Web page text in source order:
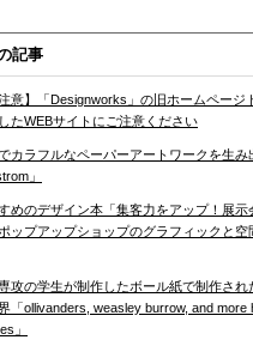
記事
意】「Designworks」の旧ホームページ
たWEBサイトにご注意ください
カラフルなペーパーアートワークを生み
」
めのデザイン本「集客力をアップ！展示
ップアップショップのグラフィックと空
攻の学生が制作したボール紙で制作され
「ollivanders, weasley burrow, and more
」